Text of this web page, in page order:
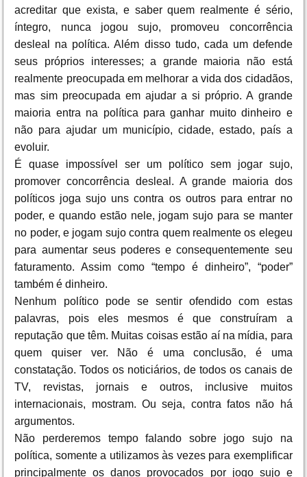
acreditar que exista, e saber quem realmente é sério,
íntegro, nunca jogou sujo, promoveu concorrência
desleal na política. Além disso tudo, cada um defende
seus próprios interesses; a grande maioria não está
realmente preocupada em melhorar a vida dos cidadãos,
mas sim preocupada em ajudar a si próprio. A grande
maioria entra na política para ganhar muito dinheiro e
não para ajudar um município, cidade, estado, país a
evoluir.
É quase impossível ser um político sem jogar sujo,
promover concorrência desleal. A grande maioria dos
políticos joga sujo uns contra os outros para entrar no
poder, e quando estão nele, jogam sujo para se manter
no poder, e jogam sujo contra quem realmente os elegeu
para aumentar seus poderes e consequentemente seu
faturamento. Assim como “tempo é dinheiro”, “poder”
também é dinheiro.
Nenhum político pode se sentir ofendido com estas
palavras, pois eles mesmos é que construíram a
reputação que têm. Muitas coisas estão aí na mídia, para
quem quiser ver. Não é uma conclusão, é uma
constatação. Todos os noticiários, de todos os canais de
TV, revistas, jornais e outros, inclusive muitos
internacionais, mostram. Ou seja, contra fatos não há
argumentos.
Não perderemos tempo falando sobre jogo sujo na
política, somente a utilizamos às vezes para exemplificar
principalmente os danos provocados por jogo sujo e